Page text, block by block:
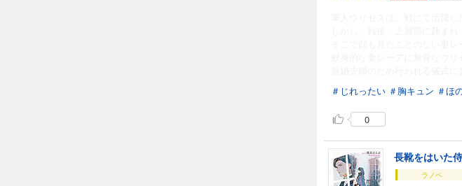
＃じれったい ＃胸キュン ＃ほ
0
長靴をはいた
ラノベ